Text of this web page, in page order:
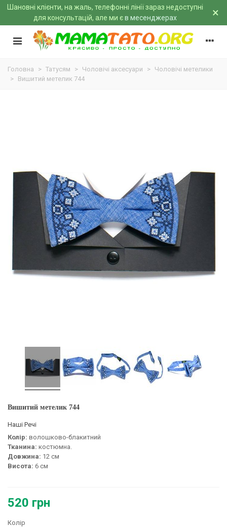
Шановні клієнти, на жаль, телефонні лінії зараз недоступні
для консультацій, але ми єв месенджерах ×
Головна > Татусям > Чоловічі аксесуари > Чоловічі метелики
> Вишитий метелик 744
Вишитий метелик 744
Наші Речі
Колір: волошково-блакитний
Тканина: костюмна.
Довжина: 12 см
Висота: 6 см
520 грн
Колір